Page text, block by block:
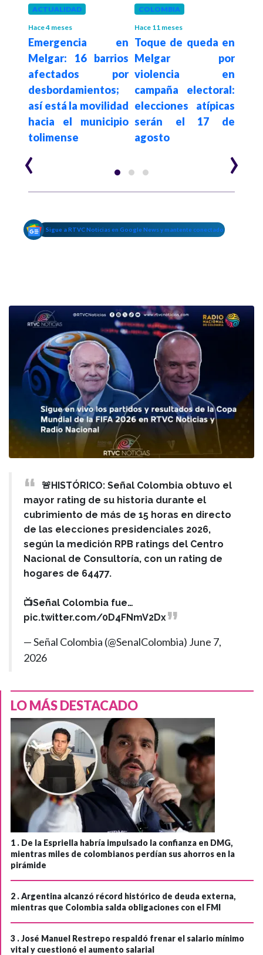
ACTUALIDAD
Hace 4 meses
Emergencia en
Melgar: 16 barrios
afectados por
desbordamientos;
así está la movilidad
hacia el municipio
tolimense
COLOMBIA
Hace 11 meses
Toque de queda en
Melgar por
violencia en
campaña electoral:
elecciones atípicas
serán el 17 de
agosto
‹ ›
Sigue a RTVC Noticias en Google News y mantente conectado
🚨HISTÓRICO: Señal Colombia obtuvo el
mayor rating de su historia durante el
cubrimiento de más de 15 horas en directo
de las elecciones presidenciales 2026,
según la medición RPB ratings del Centro
Nacional de Consultoría, con un rating de
hogares de 64477.
📺Señal Colombia fue…
pic.twitter.com/0D4FNmV2Dx
— Señal Colombia (@SenalColombia) June 7,
2026
LO MÁS DESTACADO
1 . De la Espriella habría impulsado la confianza en DMG,
mientras miles de colombianos perdían sus ahorros en la
pirámide
2 .Argentina alcanzó récord histórico de deuda externa,
mientras que Colombia salda obligaciones con el FMI
3 .José Manuel Restrepo respaldó frenar el salario mínimo
vital y cuestionó el aumento salarial